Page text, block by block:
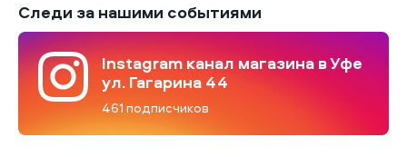
Следи за нашими событиями
Instagram канал магазина в Уфе
ул. Гагарина 44
461 подписчиков